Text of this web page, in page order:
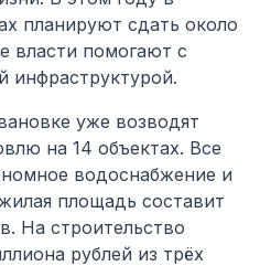
планируют сдать около
власти помогают с
инфраструктурой.
уже возводят
на 14 объектах. Все
водоснабжение и
площадь составит
На строительство
рублей из трёх